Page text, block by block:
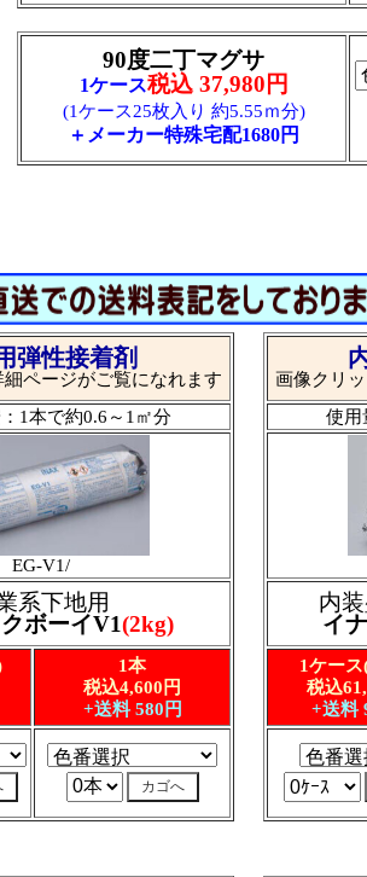
90度二丁マグサ
1ケース税込 37,980円
(1ケース25枚入り 約5.55ｍ分)
＋メーカー特殊宅配1680円
画像クリ
使用
内
イ
1ケー
税込
+送料
弾性接着剤
ページがご覧になれます
1本で約0.6～1㎡分
EG-V1/
系下地用
ボーイV1(2kg)
1本
税込4,600円
+送料 580円